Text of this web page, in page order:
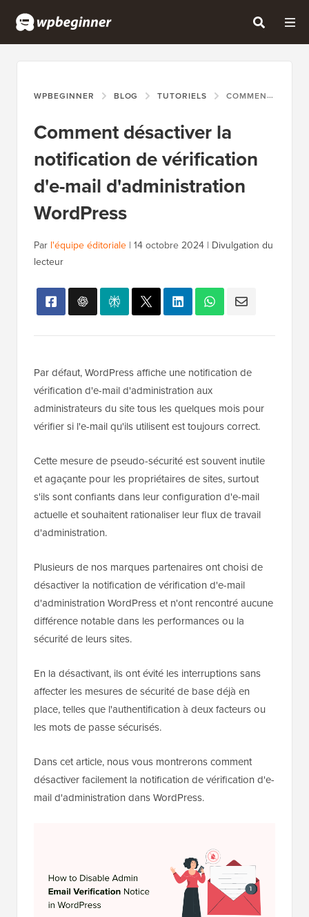
WPBEGINNER BLOG TUTORIELS COMMENT DÉSACTIVER LA NOTIFICATION DE VÉRIFICATION D'E-MAIL D'ADMINISTRATION WORDPRESS
Comment désactiver la
notification de vérification
d'e-mail d'administration
WordPress
Par l'équipe éditoriale | 14 octobre 2024 | Divulgation du
lecteur
Par défaut, WordPress affiche une notification de
vérification d'e-mail d'administration aux
administrateurs du site tous les quelques mois pour
vérifier si l'e-mail qu'ils utilisent est toujours correct.
Cette mesure de pseudo-sécurité est souvent inutile
et agaçante pour les propriétaires de sites, surtout
s'ils sont confiants dans leur configuration d'e-mail
actuelle et souhaitent rationaliser leur flux de travail
d'administration.
Plusieurs de nos marques partenaires ont choisi de
désactiver la notification de vérification d'e-mail
d'administration WordPress et n'ont rencontré aucune
différence notable dans les performances ou la
sécurité de leurs sites.
En la désactivant, ils ont évité les interruptions sans
affecter les mesures de sécurité de base déjà en
place, telles que l'authentification à deux facteurs ou
les mots de passe sécurisés.
Dans cet article, nous vous montrerons comment
désactiver facilement la notification de vérification d'e-
mail d'administration dans WordPress.